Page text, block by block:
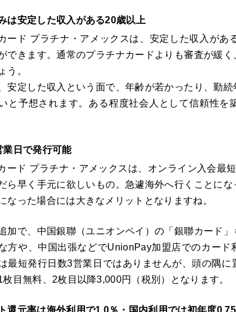
は安定した収入がある20歳以上
ード プラチナ・アメックスは、安定した収入があ
できます。通常のプラチナカードよりも審査が緩
う。
安定した収入という面で、年齢が若かったり、勤
と予想されます。ある程度社会人として信頼性を
業日で発行可能
ード プラチナ・アメックスは、オンライン入会最
ら早く手元に欲しいもの。急遽海外へ行くことに
なった場合には大きなメリットとなりますね。
加で、中国銀聯（ユニオンペイ）の「銀聯カード
方や、中国出張などでUnionPay加盟店でのカード
最短発行日数3営業日ではありませんが、頭の隅
枚目無料、2枚目以降3,000円（税別）となります。
還元率は海外利用で1.0％・国内利用では初年度